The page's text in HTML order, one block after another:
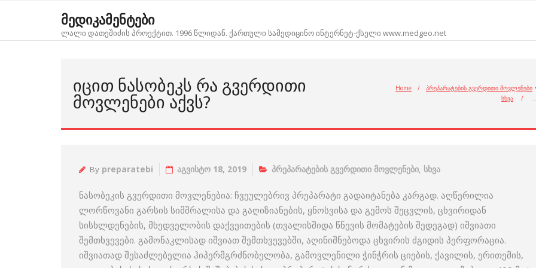
მედიკამენტები
ლალი დათეშიძის პროექტით. 1996 წლიდან. ქართული სამედიცინო ინტერნეტ-ქსელი www.medgeo.net
ᲘᲪᲘᲗ ᲜᲐᲡᲝᲑᲔᲙᲡ ᲠᲐ ᲒᲕᲔᲠᲓᲘᲗᲘ
ᲛᲝᲕᲚᲔᲜᲔᲑᲘ ᲐᲥᲕᲡ?
Home / პრეპარატების გვერდითი მოვლენები •
სხვა
/ …
By preparatebi აგვისტო 18, 2019 პრეპარატების გვერდითი მოვლენები, სხვა
ნასობეკის გვერდითი მოვლენებია: ჩვეულებრივ პრეპარატი გადაიტანება კარგად. აღწერილია
ლორწოვანი გარსის სიმშრალისა და გაღიზიანების, ყნოსვისა და გემოს შეცვლის, ცხვირიდან
სისხლდენების, მხედველობის დაქვეითების (თვალისშიდა წნევის მომატების შედეგად) იშვიათი
შემთხვევები. გამონაკლისად იშვიათ შემთხვევებში, აღინიშნებოდა ცხვირის ძგიდის პერფორაცია.
იშვიათად შესაძლებელია ჰიპერმგრძნობელობა, გამოვლენილი ჭინჭრის ციების, ქავილის, ერითემის,